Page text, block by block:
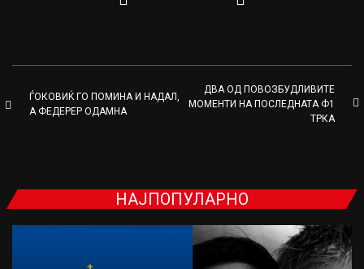
ЃОКОВИЌ ГО ПОМИНА И НАДАЛ,
А ФЕДЕРЕР ОДАМНА
ДВА ОД ПОВОЗБУДЛИВИТЕ
МОМЕНТИ НА ПОСЛЕДНАТА Ф1
ТРКА
НАЈПОПУЛАРНО